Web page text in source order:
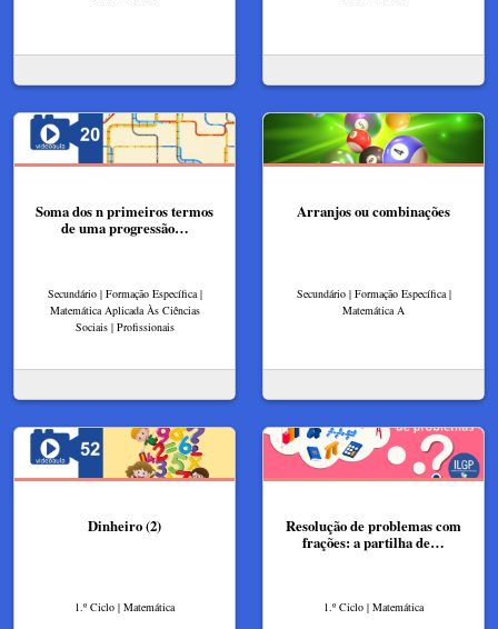
Soma dos n primeiros termos
de uma progressão…
Secundário | Formação Específica |
Matemática Aplicada Às Ciências
Sociais | Profissionais
Arranjos ou combinações
Secundário | Formação Específica |
Matemática A
Dinheiro (2)
1.º Ciclo | Matemática
Resolução de problemas com
frações: a partilha de…
1.º Ciclo | Matemática